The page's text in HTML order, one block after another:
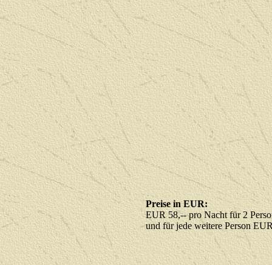
Preise in EUR:
EUR 58,-- pro Nacht für 2
und für jede weitere Person